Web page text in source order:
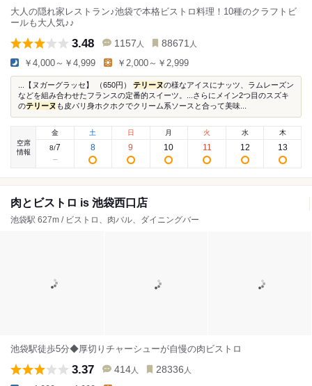
大人の隠れ家レストラン♪池袋で本格ビストロ料理！10種のクラフトビ
ールも大人気♪♪
3.48 1157 人 88671 人
￥4,000～￥4,999 ￥2,000～￥2,999
...【ヌガーグラッセ】 （650円） テリーヌの様なアイスにナッツ、ラムレーズン
などを組み合わせたフランスの定番的スイーツ。...さらにメイン2つ目のスズキ
のテリーヌ も皮パリ身ホクホクでクリーム系ソースと合って美味...
空席
情報
金
8/7
土
8
日
9
月
10
火
11
水
12
木
13
肉とビストロ is 池袋西口店
池袋駅 627m / ビストロ、肉バル、ダイニングバー
池袋駅徒歩5分◆厚切りチャーシューが自慢の肉ビストロ
3.37 414 人 28336 人